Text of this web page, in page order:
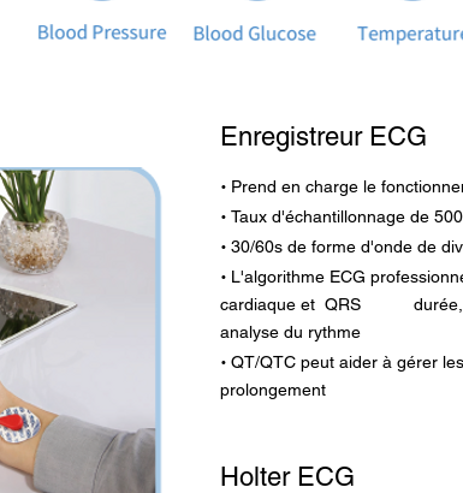
Enregistreur ECG
· Prend en charge le
· Taux d'échantillonnage de
· 30/60s de forme d'onde de
· L'algorithme ECG
cardiaque et QRS
analyse du rythme
· QT/QTC peut aider à gérer
prolongement
Holter ECG